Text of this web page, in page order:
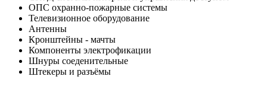
ОПС охранно-пожарные системы
Телевизионное оборудование
Антенны
Кронштейны - мачты
Компоненты электрофикации
Шнуры соеденительные
Штекеры и разъёмы